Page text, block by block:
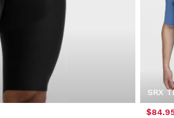
SRX